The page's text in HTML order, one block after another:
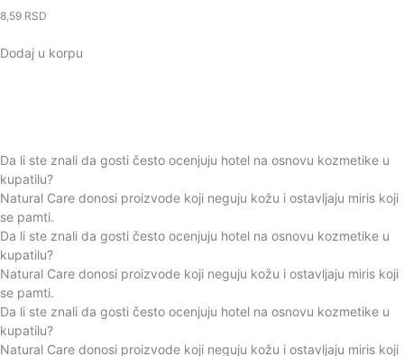
8,59 RSD
Dodaj u korpu
Da li ste znali da gosti često ocenjuju hotel na osnovu kozmetike u
kupatilu?
Natural Care donosi proizvode koji neguju kožu i ostavljaju miris koji
se pamti.
Da li ste znali da gosti često ocenjuju hotel na osnovu kozmetike u
kupatilu?
Natural Care donosi proizvode koji neguju kožu i ostavljaju miris koji
se pamti.
Da li ste znali da gosti često ocenjuju hotel na osnovu kozmetike u
kupatilu?
Natural Care donosi proizvode koji neguju kožu i ostavljaju miris koji